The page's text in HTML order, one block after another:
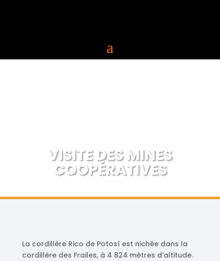
VISITE DES MINES
COOPÉRATIVES
La cordillère Rico de Potosí est nichée dans la
cordillère des Frailes, à 4 824 mètres d’altitude.